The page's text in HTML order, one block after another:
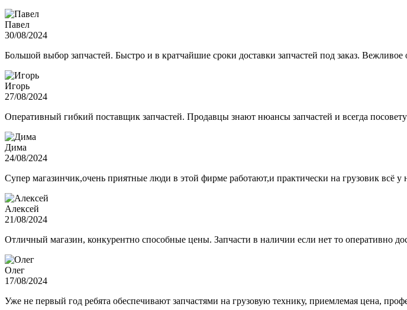
Павел
30/08/2024
Большой выбор запчастей. Быстро и в кратчайшие сроки доставки запчастей под заказ. Вежливое
Игорь
27/08/2024
Оперативный гибкий поставщик запчастей. Продавцы знают нюансы запчастей и всегда
Дима
24/08/2024
Супер магазинчик,очень приятные люди в этой фирме работают,и практически на грузовик всё у
Алексей
21/08/2024
Отличный магазин, конкурентно способные цены. Запчасти в наличии если нет то оперативно
Олег
17/08/2024
Уже не первый год ребята обеспечивают запчастями на грузовую технику, приемлемая цена,